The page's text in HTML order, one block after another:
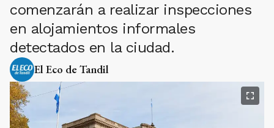
comenzarán a realizar inspecciones
en alojamientos informales
detectados en la ciudad.
El Eco de Tandil